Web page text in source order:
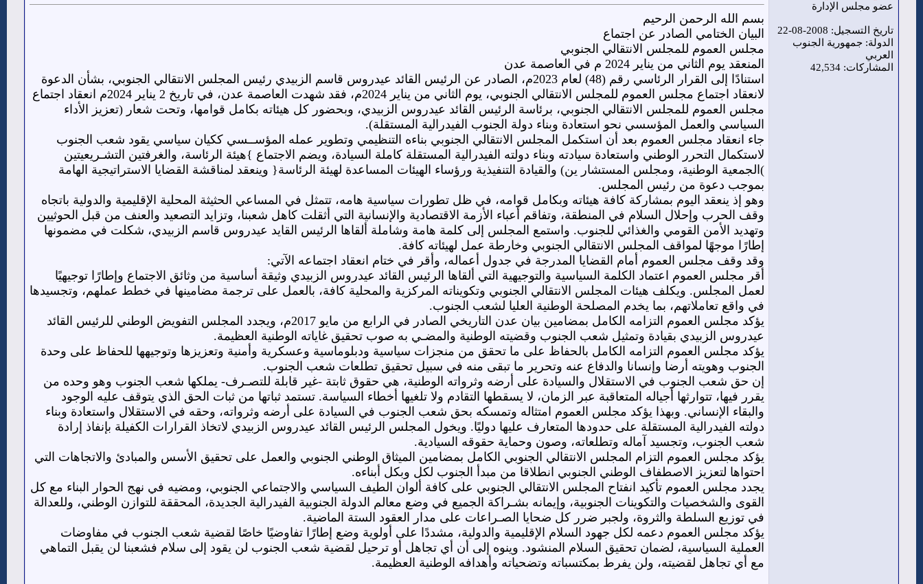
عضو مجلس الإدارة
تاريخ التسجيل: 2008-08-22
الدولة: جمهورية الجنوب
العربي
المشاركات: 42,534
بسم الله الرحمن الرحيم
البيان الختامي الصادر عن اجتماع
مجلس العموم للمجلس الانتقالي الجنوبي
المنعقد يوم الثاني من يناير 2024 م في العاصمة عدن
استنادًا إلى القرار الرئاسي رقم (48) لعام 2023م، الصادر عن الرئيس القائد عيدروس قاسم الزبيدي رئيس المجلس الانتقالي الجنوبي، بشأن الدعوة
لانعقاد اجتماع مجلس العموم للمجلس الانتقالي الجنوبي، يوم الثاني من يناير 2024م، فقد شهدت العاصمة عدن، في تاريخ 2 يناير 2024م انعقاد اجتماع
مجلس العموم للمجلس الانتقالي الجنوبي، برئاسة الرئيس القائد عيدروس الزبيدي، وبحضور كل هيئاته بكامل قوامها، وتحت شعار (تعزيز الأداء
السياسي والعمل المؤسسي نحو استعادة وبناء دولة الجنوب الفيدرالية المستقلة).
جاء انعقاد مجلس العموم بعد أن استكمل المجلس الانتقالي الجنوبي بناءه التنظيمي وتطوير عمله المؤســسي ككيان سياسي يقود شعب الجنوب
لاستكمال التحرر الوطني واستعادة سيادته وبناء دولته الفيدرالية المستقلة كاملة السيادة، ويضم الاجتماع }هيئة الرئاسة، والغرفتين التشـريعيتين
)الجمعية الوطنية، ومجلس المستشار ين) والقيادة التنفيذية ورؤساء الهيئات المساعدة لهيئة الرئاسة{ وينعقد لمناقشة القضايا الاستراتيجية الهامة
بموجب دعوة من رئيس المجلس.
وهو إذ ينعقد اليوم بمشاركة كافة هيئاته وبكامل قوامه، في ظل تطورات سياسية هامه، تتمثل في المساعي الحثيثة المحلية الإقليمية والدولية باتجاه
وقف الحرب وإحلال السلام في المنطقة، وتفاقم أعباء الأزمة الاقتصادية والإنسانية التي أثقلت كاهل شعبنا، وتزايد التصعيد والعنف من قبل الحوثيين
وتهديد الأمن القومي والغذائي للجنوب. واستمع المجلس إلى كلمة هامة وشاملة ألقاها الرئيس القايد عيدروس قاسم الزبيدي، شكلت في مضمونها
إطارًا موجهًا لمواقف المجلس الانتقالي الجنوبي وخارطة عمل لهيئاته كافة.
وقد وقف مجلس العموم أمام القضايا المدرجة في جدول أعماله، وأقر في ختام انعقاد اجتماعه الآتي:
أقر مجلس العموم اعتماد الكلمة السياسية والتوجيهية التي ألقاها الرئيس القائد عيدروس الزبيدي وثيقة أساسية من وثائق الاجتماع وإطارًا توجيهيًا
لعمل المجلس. ويكلف هيئات المجلس الانتقالي الجنوبي وتكويناته المركزية والمحلية كافة، بالعمل على ترجمة مضامينها في خطط عملهم، وتجسيدها
في واقع تعاملاتهم، بما يخدم المصلحة الوطنية العليا لشعب الجنوب.
يؤكد مجلس العموم التزامه الكامل بمضامين بيان عدن التاريخي الصادر في الرابع من مايو 2017م، ويجدد المجلس التفويض الوطني للرئيس القائد
عيدروس الزبيدي بقيادة وتمثيل شعب الجنوب وقضيته الوطنية والمضـي به صوب تحقيق غاياته الوطنية العظيمة.
يؤكد مجلس العموم التزامه الكامل بالحفاظ على ما تحقق من منجزات سياسية ودبلوماسية وعسكرية وأمنية وتعزيزها وتوجيهها للحفاظ على وحدة
الجنوب وهويته أرضا وإنسانا والدفاع عنه وتحرير ما تبقى منه في سبيل تحقيق تطلعات شعب الجنوب.
إن حق شعب الجنوب في الاستقلال والسيادة على أرضه وثرواته الوطنية، هي حقوق ثابتة -غير قابلة للتصـرف- يملكها شعب الجنوب وهو وحده من
يقرر فيها، تتوارثها أجياله المتعاقبة عبر الزمان، لا يسقطها التقادم ولا تلغيها أخطاء السياسة. تستمد ثباتها من ثبات الحق الذي يتوقف عليه الوجود
والبقاء الإنساني. وبهذا يؤكد مجلس العموم امتثاله وتمسكه بحق شعب الجنوب في السيادة على أرضه وثرواته، وحقه في الاستقلال واستعادة وبناء
دولته الفيدرالية المستقلة على حدودها المتعارف عليها دوليًا. ويخول المجلس الرئيس القائد عيدروس الزبيدي لاتخاذ القرارات الكفيلة بإنفاذ إرادة
شعب الجنوب، وتجسيد آماله وتطلعاته، وصون وحماية حقوقه السيادية.
يؤكد مجلس العموم التزام المجلس الانتقالي الجنوبي الكامل بمضامين الميثاق الوطني الجنوبي والعمل على تحقيق الأسس والمبادئ والاتجاهات التي
احتواها لتعزيز الاصطفاف الوطني الجنوبي انطلاقا من مبدأ الجنوب لكل وبكل أبناءه.
يجدد مجلس العموم تأكيد انفتاح المجلس الانتقالي الجنوبي على كافة ألوان الطيف السياسي والاجتماعي الجنوبي، ومضيه في نهج الحوار البناء مع كل
القوى والشخصيات والتكوينات الجنوبية، وإيمانه بشـراكة الجميع في وضع معالم الدولة الجنوبية الفيدرالية الجديدة، المحققة للتوازن الوطني، وللعدالة
في توزيع السلطة والثروة، ولجبر ضرر كل ضحايا الصـراعات على مدار العقود الستة الماضية.
يؤكد مجلس العموم ⁠دعمه لكل جهود السلام الإقليمية والدولية، مشددًا على أولوية وضع إطارًا تفاوضيًا خاصًا لقضية شعب الجنوب في مفاوضات
العملية السياسية، لضمان تحقيق السلام المنشود. وينوه إلى أن أي تجاهل أو ترحيل لقضية شعب الجنوب لن يقود إلى سلام فشعبنا لن يقبل التماهي
مع أي تجاهل لقضيته، ولن يفرط بمكتسباته وتضحياته وأهدافه الوطنية العظيمة.